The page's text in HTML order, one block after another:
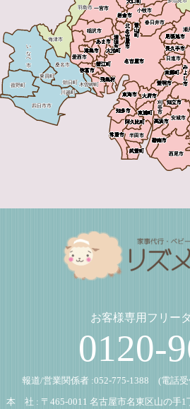
お客様専用フリー
0120-
報道/営業関係者 :052-775-1388 (電話
本 社 : 〒465-0011 名古屋市名東区山の手1